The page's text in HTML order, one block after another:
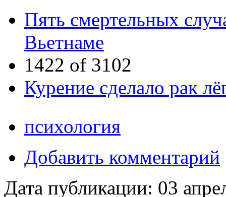
Пять смертельных
Вьетнаме
1422 of 3102
Курение сделало рак
психология
Добавить комментарий
Дата публикации: 03